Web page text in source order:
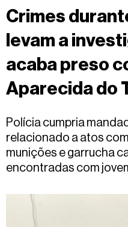
TV
MS
dia
Fale
Crimes
levam a
acaba preso
Aparecida do
Polícia cumpria
relacionado a atos
munições e garrucha
encontradas com